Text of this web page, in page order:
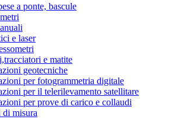
a ponte, bascule
e laser
e matite
geotecniche
per fotogrammetria digitale
per il telerilevamento satellitare
per prove di carico e collaudi
di misura